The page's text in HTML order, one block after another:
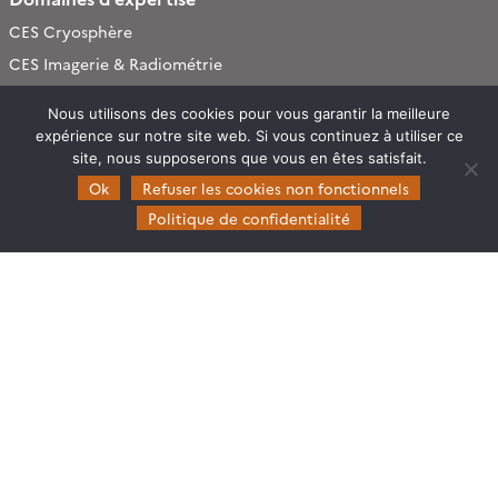
CES Cryosphère
CES Imagerie & Radiométrie
CES Eaux Continentales
CES Végétation, sols & agrosystèmes
Restez en contact
Poser une question à Theia
Nous utilisons des cookies pour vous garantir la meilleure
expérience sur notre site web. Si vous continuez à utiliser ce
site, nous supposerons que vous en êtes satisfait.
Ok
Refuser les cookies non fonctionnels
Politique de confidentialité